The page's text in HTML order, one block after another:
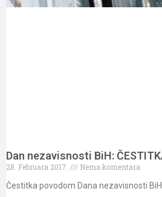
Dan nezavisnosti BiH:
28. Februara 2017.
Nema komentara
Čestitka povodom Dana nezavisnosti BiH